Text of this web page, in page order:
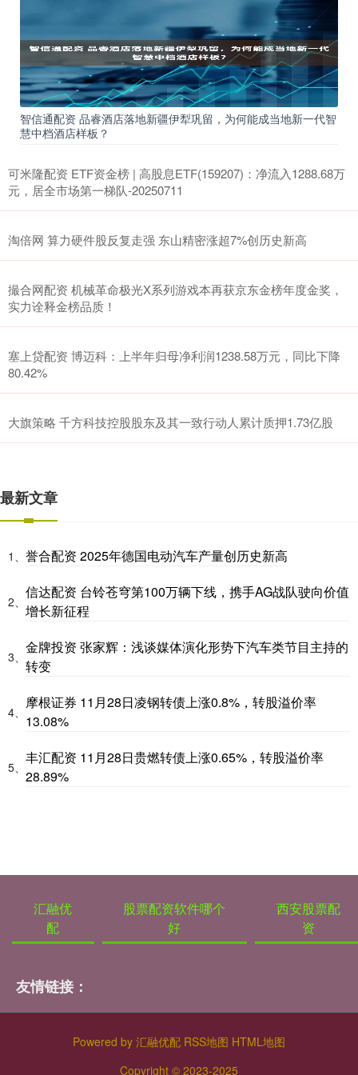
智信通配资 品睿酒店落地新疆伊犁巩留，为何能成当地新一代智
慧中档酒店样板？
可米隆配资 ETF资金榜 | 高股息ETF(159207)：净流入1288.68万
元，居全市场第一梯队-20250711
淘倍网 算力硬件股反复走强 东山精密涨超7%创历史新高
撮合网配资 机械革命极光X系列游戏本再获京东金榜年度金奖，
实力诠释金榜品质！
塞上贷配资 博迈科：上半年归母净利润1238.58万元，同比下降
80.42%
大旗策略 千方科技控股股东及其一致行动人累计质押1.73亿股
最新文章
1、 誉合配资 2025年德国电动汽车产量创历史新高
2、
信达配资 台铃苍穹第100万辆下线，携手AG战队驶向价值
增长新征程
3、
金牌投资 张家辉：浅谈媒体演化形势下汽车类节目主持的
转变
4、
摩根证券 11月28日凌钢转债上涨0.8%，转股溢价率
13.08%
5、
丰汇配资 11月28日贵燃转债上涨0.65%，转股溢价率
28.89%
汇融优
配
股票配资软件哪个
好
西安股票配
资
友情链接：
Powered by 汇融优配 RSS地图 HTML地图
Copyright © 2023-2025